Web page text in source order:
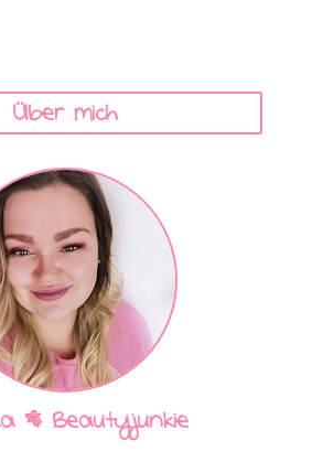
Über mich
| Beautyjunkie